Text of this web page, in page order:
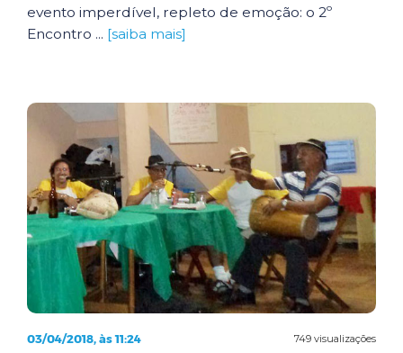
evento imperdível, repleto de emoção: o 2º
Encontro ... [saiba mais]
749 visualizações
03/04/2018, às 11:24